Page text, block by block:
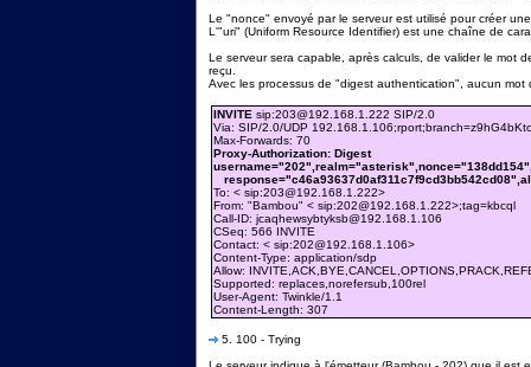
Le "nonce" envoyé par le serveur est utilisé pour créer
L'"uri" (Uniform Resource Identifier) est une chaîne de
Le serveur sera capable, après calculs, de valider le mot
reçu.
Avec les processus de "digest authentication", aucun
INVITE sip:203@192.168.1.222 SIP/2.0
Via: SIP/2.0/UDP
Max-Forwards: 70
Proxy-Authorization: Digest
To: < sip:203@192.168.1.222>
From: "Bambou" < sip:202@192.168.1.222>;tag=kbcql
Call-ID: jcaqhewsybtyksb@192.168.1.106
CSeq: 566 INVITE
Contact: < sip:202@192.168.1.106>
Content-Type: application/sdp
Allow:
Supported: replaces,norefersub,100rel
User-Agent: Twinkle/1.1
Content-Length: 307
5. 100 - Trying